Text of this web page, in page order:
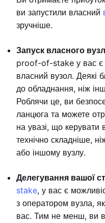
ви запустили власний
зручніше.
Запуск власного
proof-of-stake у вас є
власний вузол. Деякі
до обладнання, ніж
Роблячи це, ви
ланцюга та можете
на увазі, що
технічно складніше,
або іншому вузлу.
Делегування вашої
stake, у вас є
з оператором вузла,
вас. Тим не менш, ви